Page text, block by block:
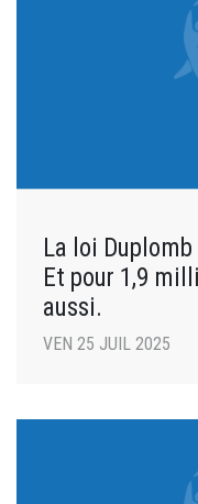
La loi Duplomb
Et pour 1,9
aussi.
VEN 25 JUIL 2025